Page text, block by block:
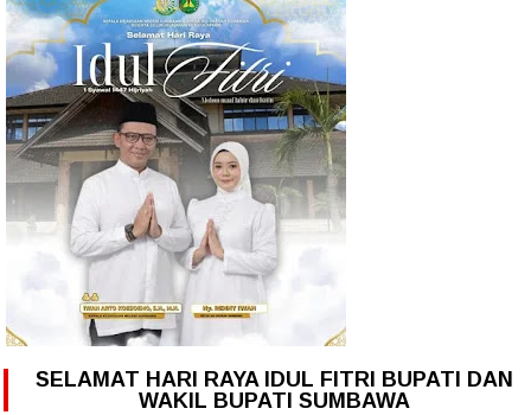
SELAMAT HARI RAYA IDUL FITRI BUPATI DAN
WAKIL BUPATI SUMBAWA